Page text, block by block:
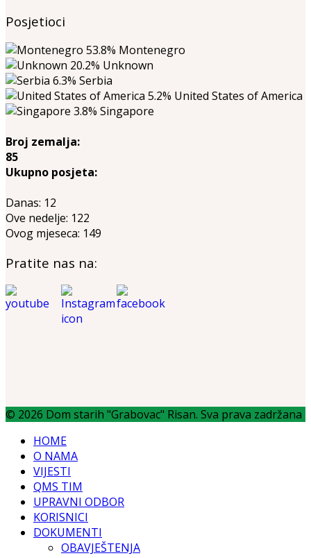
Posjetioci
53.8% Montenegro
20.2% Unknown
6.3% Serbia
5.2% United States of America
3.8% Singapore
Broj zemalja:
85
Ukupno posjeta:
Danas: 12
Ove nedelje: 122
Ovog mjeseca: 149
Pratite nas na:
© 2026 Dom starih "Grabovac" Risan. Sva prava zadržana
HOME
O NAMA
VIJESTI
QMS TIM
UPRAVNI ODBOR
KORISNICI
DOKUMENTI
OBAVJEŠTENJA